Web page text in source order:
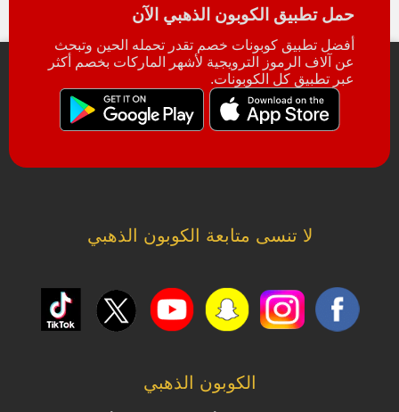
حمل تطبيق الكوبون الذهبي الآن
أفضل تطبيق كوبونات خصم تقدر تحمله الحين وتبحث
عن آلاف الرموز الترويجية لأشهر الماركات بخصم أكثر
عبر تطبيق كل الكوبونات.
لا تنسى متابعة الكوبون الذهبي
الكوبون الذهبي